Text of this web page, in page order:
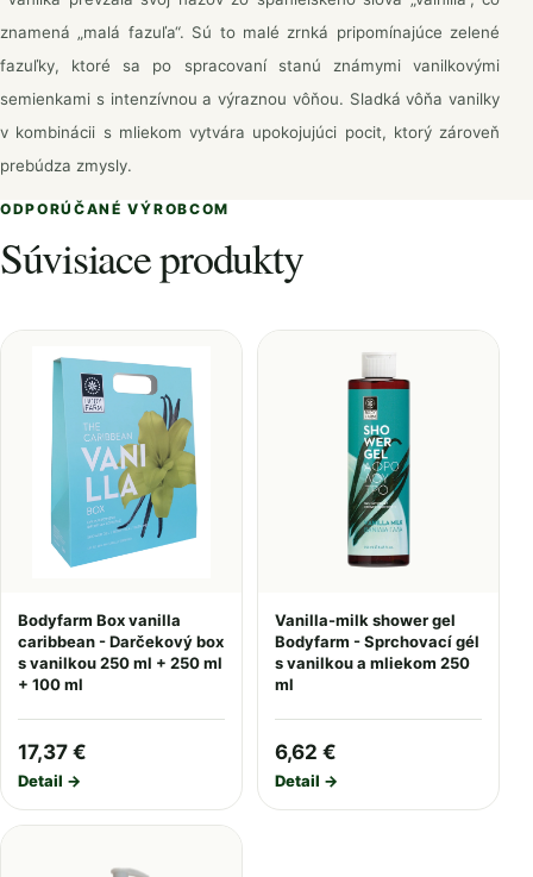
znamená „malá fazuľa“. Sú to malé zrnká pripomínajúce zelené
fazuľky, ktoré sa po spracovaní stanú známymi vanilkovými
semienkami s intenzívnou a výraznou vôňou. Sladká vôňa vanilky
v kombinácii s mliekom vytvára upokojujúci pocit, ktorý zároveň
prebúdza zmysly.
ODPORÚČANÉ VÝROBCOM
Súvisiace produkty
Bodyfarm Box vanilla
caribbean - Darčekový box
s vanilkou 250 ml + 250 ml
+ 100 ml
17,37 €
Detail →
Vanilla-milk shower gel
Bodyfarm - Sprchovací gél
s vanilkou a mliekom 250
ml
6,62 €
Detail →